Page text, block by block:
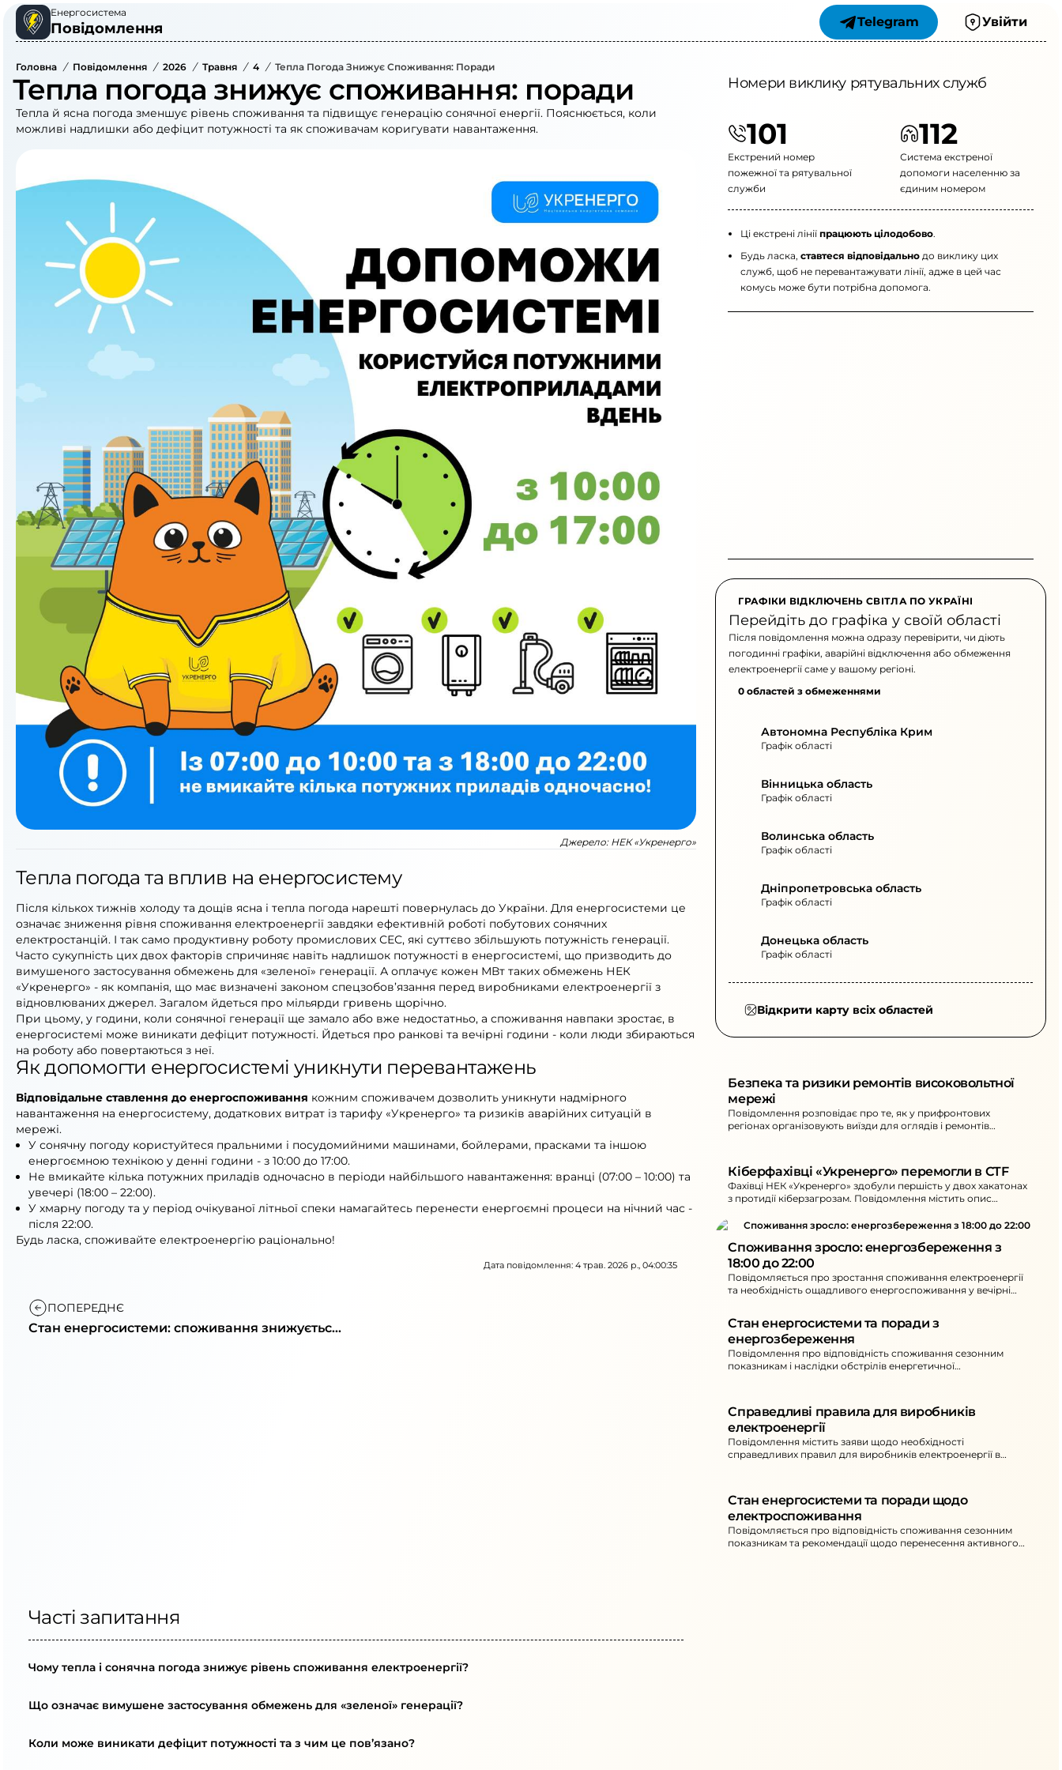
Енергосистема
Повідомлення Telegram Увійти
Номери виклику рятувальних служб
101
Екстрений номер
пожежної та рятувальної
служби
112
Система екстреної
допомоги населенню за
єдиним номером
Ці екстрені лініїпрацюють цілодобово.
Будь ласка,ставтеся відповідально до виклику цих
служб, щоб не перевантажувати лінії, адже в цей час
комусь може бути потрібна допомога.
ГРАФІКИ ВІДКЛЮЧЕНЬ СВІТЛА ПО УКРАЇНІ
Перейдіть до графіка у своїй області
Після повідомлення можна одразу перевірити, чи діють
погодинні графіки, аварійні відключення або обмеження
електроенергії саме у вашому регіоні.
0 областей з обмеженнями
Автономна Республіка Крим
Графік області
Вінницька область
Графік області
Волинська область
Графік області
Дніпропетровська область
Графік області
Донецька область
Графік області
Відкрити карту всіх областей
Безпека та ризики ремонтів високовольтної
мережі
Повідомлення розповідає про те, як у прифронтових
регіонах організовують виїзди для оглядів і ремонтів
Кіберфахівці «Укренерго» перемогли в CTF
Фахівці НЕК «Укренерго» здобули першість у двох хакатонах
з протидії кіберзагрозам. Повідомлення містить опис
Споживання зросло: енергозбереження з
18:00 до 22:00
Повідомляється про зростання споживання електроенергії
та необхідність ощадливого енергоспоживання у вечірні
інфраструктуру та дії для споживачів.
Стан енергосистеми та поради з
енергозбереження
Повідомлення про відповідність споживання сезонним
показникам і наслідки обстрілів енергетичної
потужних електроприладів у вечірні години.
Справедливі правила для виробників
електроенергії
Повідомлення містить заяви щодо необхідності
справедливих правил для виробників електроенергії в
Стан енергосистеми та поради щодо
електроспоживання
Повідомляється про відповідність споживання сезонним
показникам та рекомендації щодо перенесення активного
Головна / Повідомлення / 2026 / Травня / 4 / Тепла Погода Знижує Споживання: Поради
Тепла погода знижує споживання: поради
Тепла й ясна погода зменшує рівень споживання та підвищує генерацію сонячної енергії. Пояснюється, коли
можливі надлишки або дефіцит потужності та як споживачам коригувати навантаження.
Джерело: НЕК «Укренерго»
Тепла погода та вплив на енергосистему
Після кількох тижнів холоду та дощів ясна і тепла погода нарешті повернулась до України. Для енергосистеми це
означає зниження рівня споживання електроенергії завдяки ефективній роботі побутових сонячних
електростанцій. І так само продуктивну роботу промислових СЕС, які суттєво збільшують потужність генерації.
Часто сукупність цих двох факторів спричиняє навіть надлишок потужності в енергосистемі, що призводить до
вимушеного застосування обмежень для «зеленої» генерації. А оплачує кожен МВт таких обмежень НЕК
«Укренерго» - як компанія, що має визначені законом спецзобов’язання перед виробниками електроенергії з
відновлюваних джерел. Загалом йдеться про мільярди гривень щорічно.
При цьому, у години, коли сонячної генерації ще замало або вже недостатньо, а споживання навпаки зростає, в
енергосистемі може виникати дефіцит потужності. Йдеться про ранкові та вечірні години - коли люди збираються
на роботу або повертаються з неї.
Як допомогти енергосистемі уникнути перевантажень
Відповідальне ставлення до енергоспоживання кожним споживачем дозволить уникнути надмірного
навантаження на енергосистему, додаткових витрат із тарифу «Укренерго» та ризиків аварійних ситуацій в
мережі.
У сонячну погоду користуйтеся пральними і посудомийними машинами, бойлерами, прасками та іншою
енергоємною технікою у денні години - з 10:00 до 17:00.
Не вмикайте кілька потужних приладів одночасно в періоди найбільшого навантаження: вранці (07:00 – 10:00) та
увечері (18:00 – 22:00).
У хмарну погоду та у період очікуваної літньої спеки намагайтесь перенести енергоємні процеси на нічний час -
після 22:00.
Будь ласка, споживайте електроенергію раціонально!
Дата повідомлення: 4 трав. 2026 р., 04:00:35
ПОПЕРЕДНЄ
Стан енергосистеми: споживання знижується,
Часті запитання
Чому тепла і сонячна погода знижує рівень споживання електроенергії?
Що означає вимушене застосування обмежень для «зеленої» генерації?
Коли може виникати дефіцит потужності та з чим це пов’язано?